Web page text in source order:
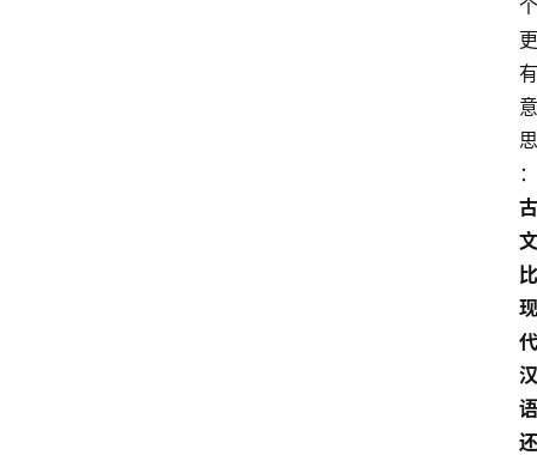
个
更
有
意
思
：
古
文
比
现
代
汉
语
还